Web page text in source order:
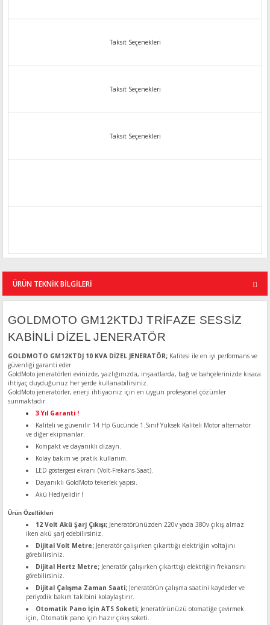
Taksit Seçenekleri
Taksit Seçenekleri
Taksit Seçenekleri
ÜRÜN TEKNİK BİLGİLERİ
GOLDMOTO GM12KTDJ TRİFAZE SESSİZ
KABİNLİ DİZEL JENERATÖR
GOLDMOTO GM12KTDJ 10 KVA DİZEL JENERATÖR; Kalitesi ile en iyi performans ve
güvenliği garanti eder.
GoldMoto jeneratörleri evinizde, yazlığınızda, inşaatlarda, bağ ve bahçelerinizde kısaca
ihtiyaç duyduğunuz her yerde kullanabilirsiniz.
GoldMoto jeneratörler, enerji ihtiyacınız için en uygun profesyonel çözümler
sunmaktadır.
3 Yıl Garanti !
Kaliteli ve güvenilir 14 Hp Gücünde 1.Sınıf Yüksek Kaliteli Motor alternatör
ve diğer ekipmanlar.
Kompakt ve dayanıklı dizayn.
Kolay bakım ve pratik kullanım.
LED göstergesi ekranı (Volt-Frekans-Saat).
Dayanıklı GoldMoto tekerlek yapısı.
Akü Hediyelidir !
Ürün Özellikleri
12 Volt Akü Şarj Çıkışı;Jeneratörünüzden 220v yada 380v çıkış almaz
iken akü şarj edebilirsiniz.
Dijital Volt Metre;Jeneratör çalışırken çıkarttığı elektriğin voltajını
görebilirsiniz.
Dijital Hertz Metre;Jeneratör çalışırken çıkarttığı elektriğin frekansını
görebilirsiniz.
Dijital Çalışma Zaman Saati;Jeneratörün çalışma saatini kaydeder ve
periyodik bakım takibini kolaylaştırır.
Otomatik Pano İçin ATS Soketi;Jeneratörünüzü otomatiğe çevirmek
için, Otomatik pano için hazır çıkış soketi.